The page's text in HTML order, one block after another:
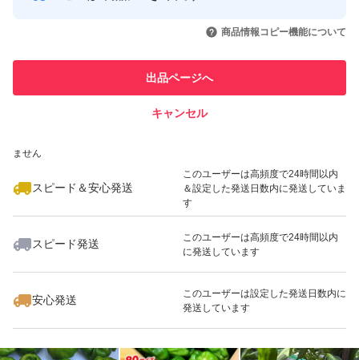
ご覧いただきありがとうございます。
引を完了させた実績があります
での取引実績があります
ません
スピード＆安心発送
このユーザーは高頻度で24時間以内
＆設定した発送日数内に発送していま
す
スピード発送
このユーザーは高頻度で24時間以内
に発送しています
安心発送
このユーザーは設定した発送日数内に
発送しています
商品情報コピー機能について
出品ページへ
キャンセル
いいね！
1,600